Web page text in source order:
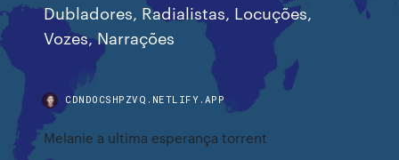
Dubladores, Radialistas, Locuções,
Vozes, Narrações
CDNDOCSHPZVQ.NETLIFY.APP
Melanie a ultima esperança torrent